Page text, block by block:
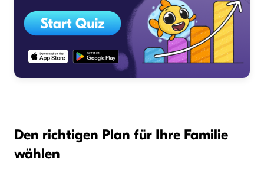
Den richtigen Plan für Ihre Familie
wählen